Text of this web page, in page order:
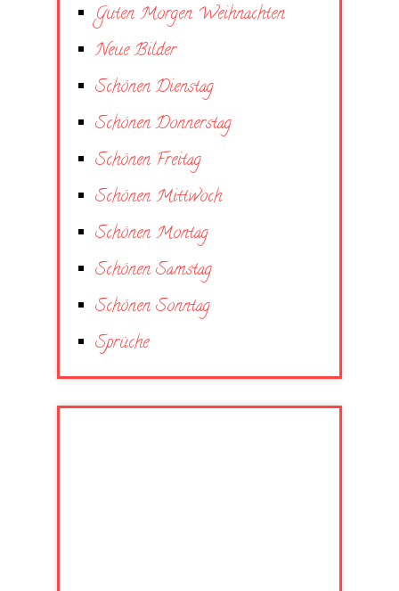
Guten Morgen Weihnachten
Neue Bilder
Schönen Dienstag
Schönen Donnerstag
Schönen Freitag
Schönen Mittwoch
Schönen Montag
Schönen Samstag
Schönen Sonntag
Sprüche